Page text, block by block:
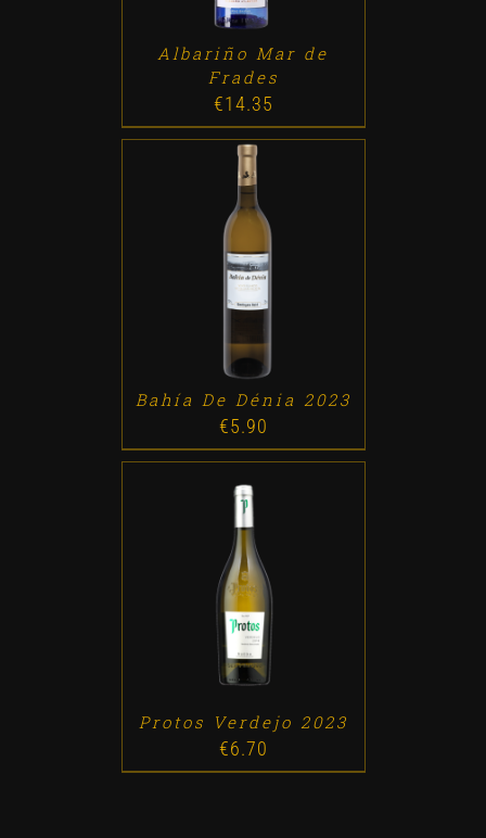
Albariño Mar de
Frades
€14.35
ADD TO CART /
Bahía De Dénia 2023
€5.90
ADD TO CART /
Protos Verdejo 2023
€6.70